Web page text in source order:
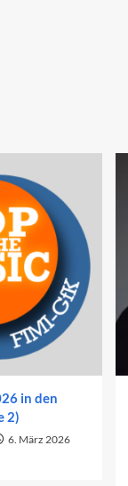
in den
2)
6. März 2026